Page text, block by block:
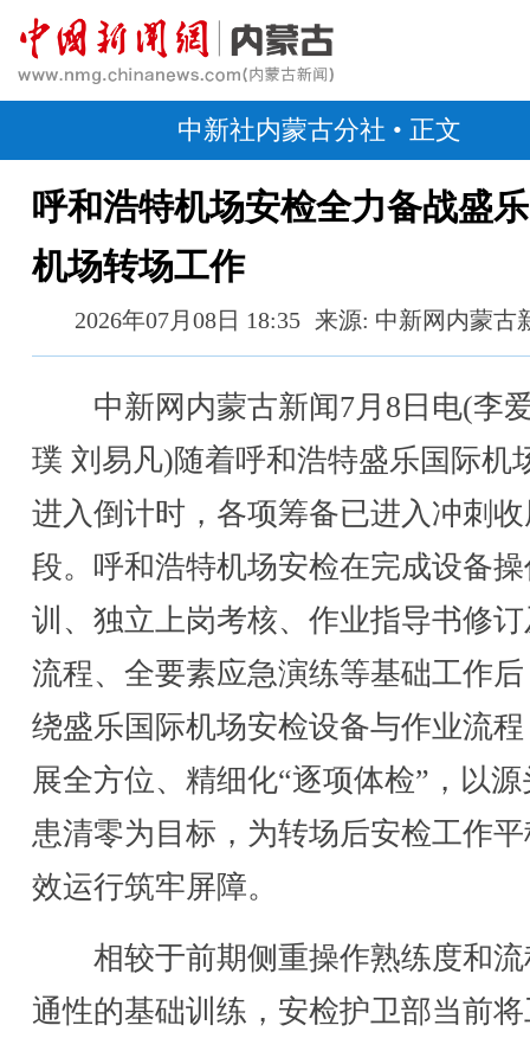
中新社内蒙古分社 • 正文
呼和浩特机场安检全力备战盛
机场转场工作
2026年07月08日 18:35 来源: 中新网内蒙古
中新网内蒙古新闻7月8日电(李
璞 刘易凡)随着呼和浩特盛乐国际机
进入倒计时，各项筹备已进入冲刺
段。呼和浩特机场安检在完成设备
训、独立上岗考核、作业指导书修
流程、全要素应急演练等基础工作
绕盛乐国际机场安检设备与作业流
展全方位、精细化“逐项体检”，以源
患清零为目标，为转场后安检工作
效运行筑牢屏障。
相较于前期侧重操作熟练度和流
通性的基础训练，安检护卫部当前